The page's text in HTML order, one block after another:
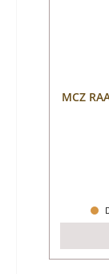
MCZ